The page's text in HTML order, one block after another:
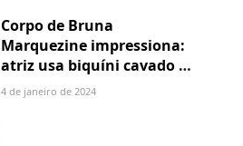
Corpo de Bruna
Marquezine impressiona:
atriz usa biquíni cavado e
body chain ao chegar em
4 de janeiro de 2024